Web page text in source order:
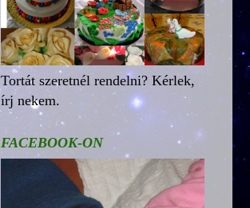
Tortát szeretnél rendelni? Kérlek,
írj nekem.
FACEBOOK-ON